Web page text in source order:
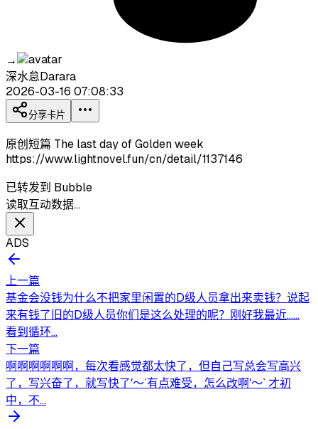
→
深水怠Darara
2026-03-16 07:08:33
分享卡片
原创短篇 The last day of Golden week
https://www.lightnovel.fun/cn/detail/1137146
已转发到 Bubble
读取互动数据…
ADS
上一篇
基金会没钱为什么不把家里闲置的D级人员拿出来卖钱？说起
来有钱了旧的D级人员你们是这么处理的呢？刚好我最近……
看到循环...
下一篇
啊啊啊啊啊啊，每次看感觉都太快了，但自己写总会写高兴
了，写兴奋了，就写快了′～`有点难受，怎么改啊′～` 才初
中，不...